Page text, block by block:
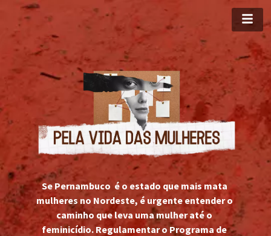
Se Pernambuco  é o estado que mais mata
mulheres no Nordeste, é urgente entender o
caminho que leva uma mulher até o
feminicídio. Regulamentar o Programa de